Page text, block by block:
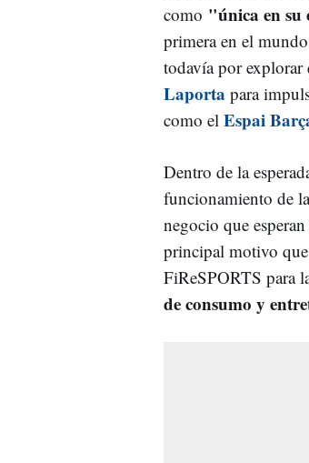
como "única en su
primera en el
todavía por explorar
Laporta para
como el Espai
Dentro de la
funcionamiento de
negocio que
principal motivo
FiReSPORTS para
de consumo y